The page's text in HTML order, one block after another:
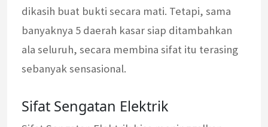
dikasih buat bukti secara mati. Tetapi, sama
banyaknya 5 daerah kasar siap ditambahkan
ala seluruh, secara membina sifat itu terasing
sebanyak sensasional.
Sifat Sengatan Elektrik